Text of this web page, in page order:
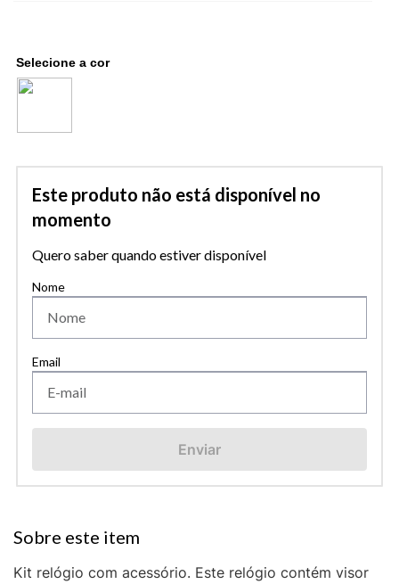
Este produto não está disponível no
momento
Quero saber quando estiver disponível
Enviar
Kit relógio com acessório. Este relógio contém visor